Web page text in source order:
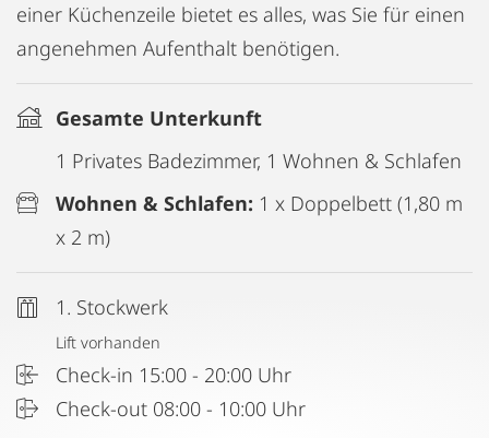
einer Küchenzeile bietet es alles, was Sie für einen
angenehmen Aufenthalt benötigen.
Gesamte Unterkunft
1 Privates Badezimmer, 1 Wohnen & Schlafen
Wohnen & Schlafen: 1 x Doppelbett (1,80 m
x 2 m)
1. Stockwerk
Lift vorhanden
Check-in 15:00 - 20:00 Uhr
Check-out 08:00 - 10:00 Uhr